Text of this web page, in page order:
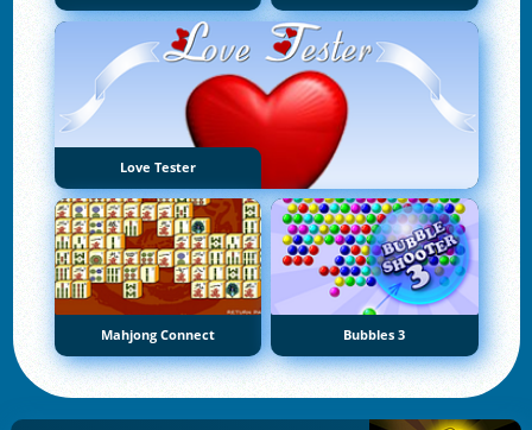
Love Tester
Mahjong Connect Bubbles 3